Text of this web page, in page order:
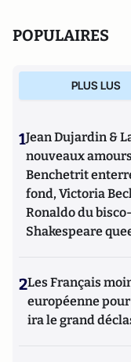
POPULAIRES
PLUS LUS
1Jean Dujardin &
nouveaux
Benchetrit
fond, Victoria
Ronaldo du
Shakespeare
2Les Français
européenne
ira le grand